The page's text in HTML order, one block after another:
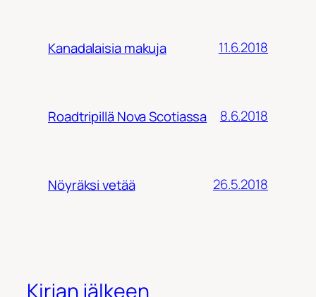
Kanadalaisia makuja 11.6.2018
Roadtripillä Nova Scotiassa 8.6.2018
Nöyräksi vetää 26.5.2018
Kirjan jälkeen